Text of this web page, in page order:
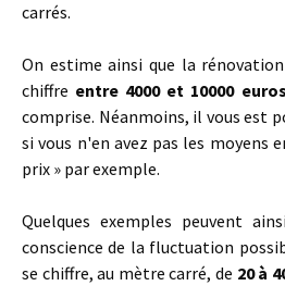
carrés.
On estime ainsi que la
chiffre entre 4000 et 10000 euros
comprise. Néanmoins, il vous est
si vous n'en avez pas les moyens
prix » par exemple.
Quelques exemples peuvent
conscience de la fluctuation
se chiffre, au mètre carré, de 20 à